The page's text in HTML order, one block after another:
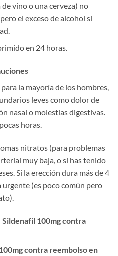
vino o una cerveza) no
el exceso de alcohol sí
en 24 horas.
la mayoría de los hombres,
leves como dolor de
nasal o molestias digestivas.
horas.
nitratos (para problemas
muy baja, o si has tenido
Si la erección dura más de 4
urgente (es poco común pero
100mg contra
contra reembolso en